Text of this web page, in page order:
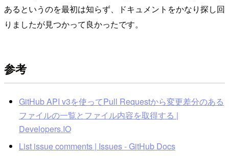
あるというのを最初は知らず、ドキュメントをかなり探し回
りましたが見つかって良かったです。
参考
GitHub API v3を使ってPull Requestから変更差分のある
ファイルの一覧とファイル内容を取得する |
Developers.IO
List issue comments | Issues - GitHub Docs